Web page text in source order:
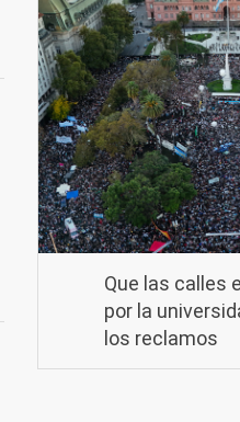
Que las calles
por la
los reclamos